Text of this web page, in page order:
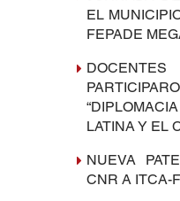
EL
FEPADE
LATINA Y EL
NUEVA
CNR A ITCA-